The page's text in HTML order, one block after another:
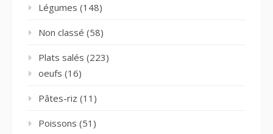
Légumes (148)
Non classé (58)
Plats salés (223)
oeufs (16)
Pâtes-riz (11)
Poissons (51)